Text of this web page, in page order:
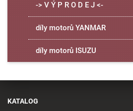
-> V Ý P R O D E J <-
díly motorů YANMAR
díly motorů ISUZU
KATALOG